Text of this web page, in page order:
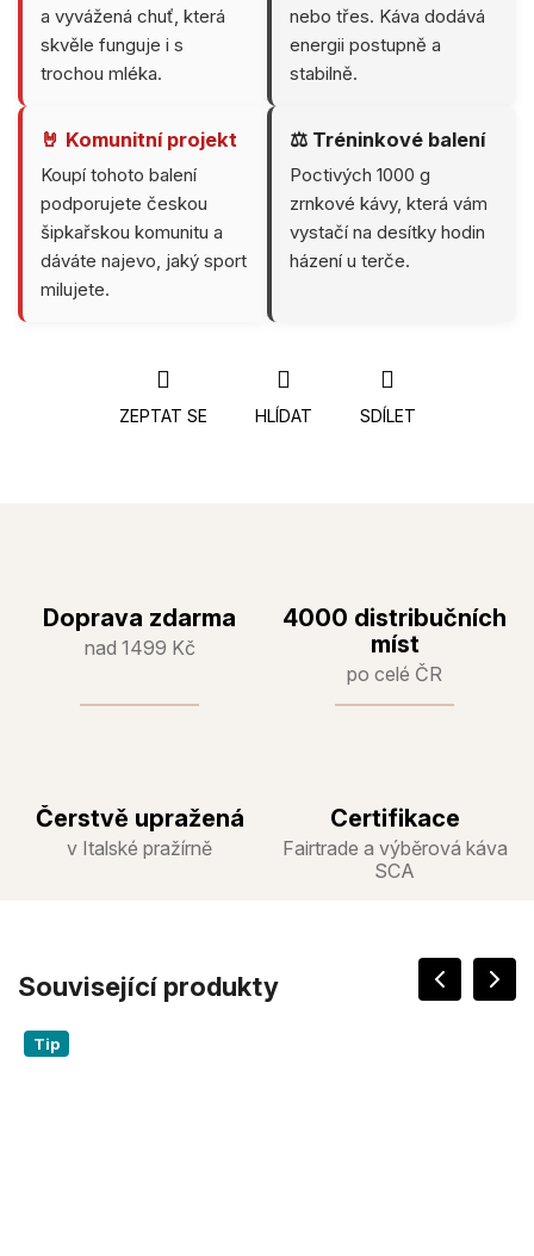
a vyvážená chuť, která
skvěle funguje i s
trochou mléka.
nebo třes. Káva dodává
energii postupně a
stabilně.
🤘 Komunitní projekt
Koupí tohoto balení
podporujete českou
šipkařskou komunitu a
dáváte najevo, jaký sport
milujete.
⚖️ Tréninkové balení
Poctivých 1000 g
zrnkové kávy, která vám
vystačí na desítky hodin
házení u terče.
ZEPTAT SE HLÍDAT SDÍLET
Doprava zdarma
nad 1499 Kč
4000 distribučních
míst
po celé ČR
Čerstvě upražená
v Italské pražírně
Certifikace
Fairtrade a výběrová káva
SCA
Související produkty
Tip